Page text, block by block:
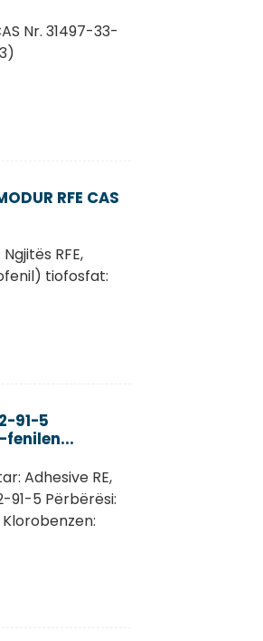
Nr. 31497-33-
RFE CAS
RFE,
tiofosfat:
91-5
Adhesive RE,
91-5 Përbërësi: